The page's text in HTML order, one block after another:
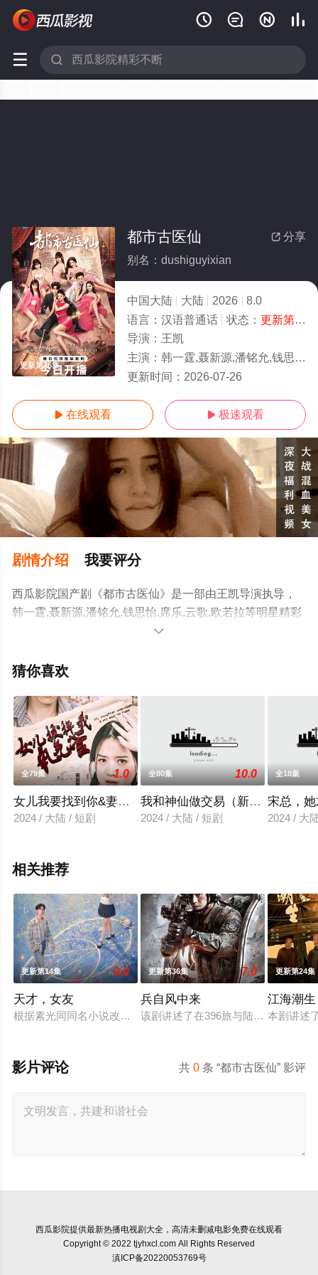
   
 
更新第36集
 分享
都市古医仙
别名：dushiguyixian
中国大陆 大陆 2026
8.0
语言： 汉语普通话 状态： 更新第36集
导演： 王凯
主演： 韩一霆,聂新源,潘铭允,钱思怡,席乐,云歌,欧若拉
更新时间： 2026-07-26
 在线观看  极速观看
剧情介绍 我要评分
西瓜影院国产剧《都市古医仙》是一部由王凯导演执导，
韩一霆,聂新源,潘铭允,钱思怡,席乐,云歌,欧若拉等明星精彩
演绎的中国大陆电视剧，手机免费观看高清无删减完整版
视剧、电视猫或剧情网等平台了解。
。

猜你喜欢
全79集 1.0
女儿我要找到你&妻子在原谅我一次
2024 / 大陆 / 短剧
全80集 10.0
我和神仙做交易（新：魔幻手机
2024 / 大陆 / 短剧
全18集
宋总，
2024 / 大
相关推荐
更新第14集 9.0
天才，女友
根据素光同同名小说改编。江逾白长大以后，林知夏忽然对他
更新第36集 7.0
兵自风中来
该剧讲述了在396旅与陆军步兵学院
更新第24集
江海潮生
本剧讲述
共0 条 “都市古医仙” 影评
影片评论
西瓜影院提供最新热播电视剧大全，高清未删减电影免费在线观看
Copyright © 2022 tjyhxcl.com All Rights Reserved
滇ICP备20220053769号